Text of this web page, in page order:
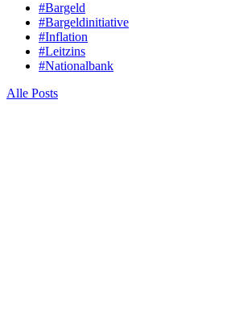
#Bargeld
#Bargeldinitiative
#Inflation
#Leitzins
#Nationalbank
Alle Posts